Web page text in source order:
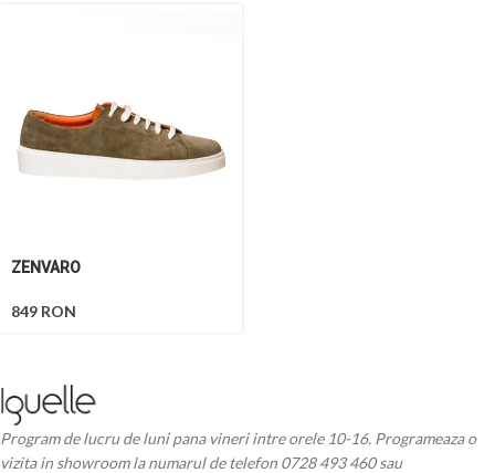
ZENVARO
849 RON
Program de lucru de luni pana vineri intre orele 10-16. Programeaza o
vizita in showroom la numarul de telefon 0728 493 460 sau